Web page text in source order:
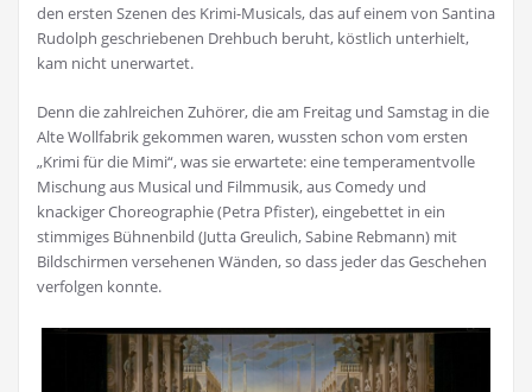
den ersten Szenen des Krimi-Musicals, das auf einem von Santina
Rudolph geschriebenen Drehbuch beruht, köstlich unterhielt,
kam nicht unerwartet.
Denn die zahlreichen Zuhörer, die am Freitag und Samstag in die
Alte Wollfabrik gekommen waren, wussten schon vom ersten
„Krimi für die Mimi“, was sie erwartete: eine temperamentvolle
Mischung aus Musical und Filmmusik, aus Comedy und
knackiger Choreographie (Petra Pfister), eingebettet in ein
stimmiges Bühnenbild (Jutta Greulich, Sabine Rebmann) mit
Bildschirmen versehenen Wänden, so dass jeder das Geschehen
verfolgen konnte.